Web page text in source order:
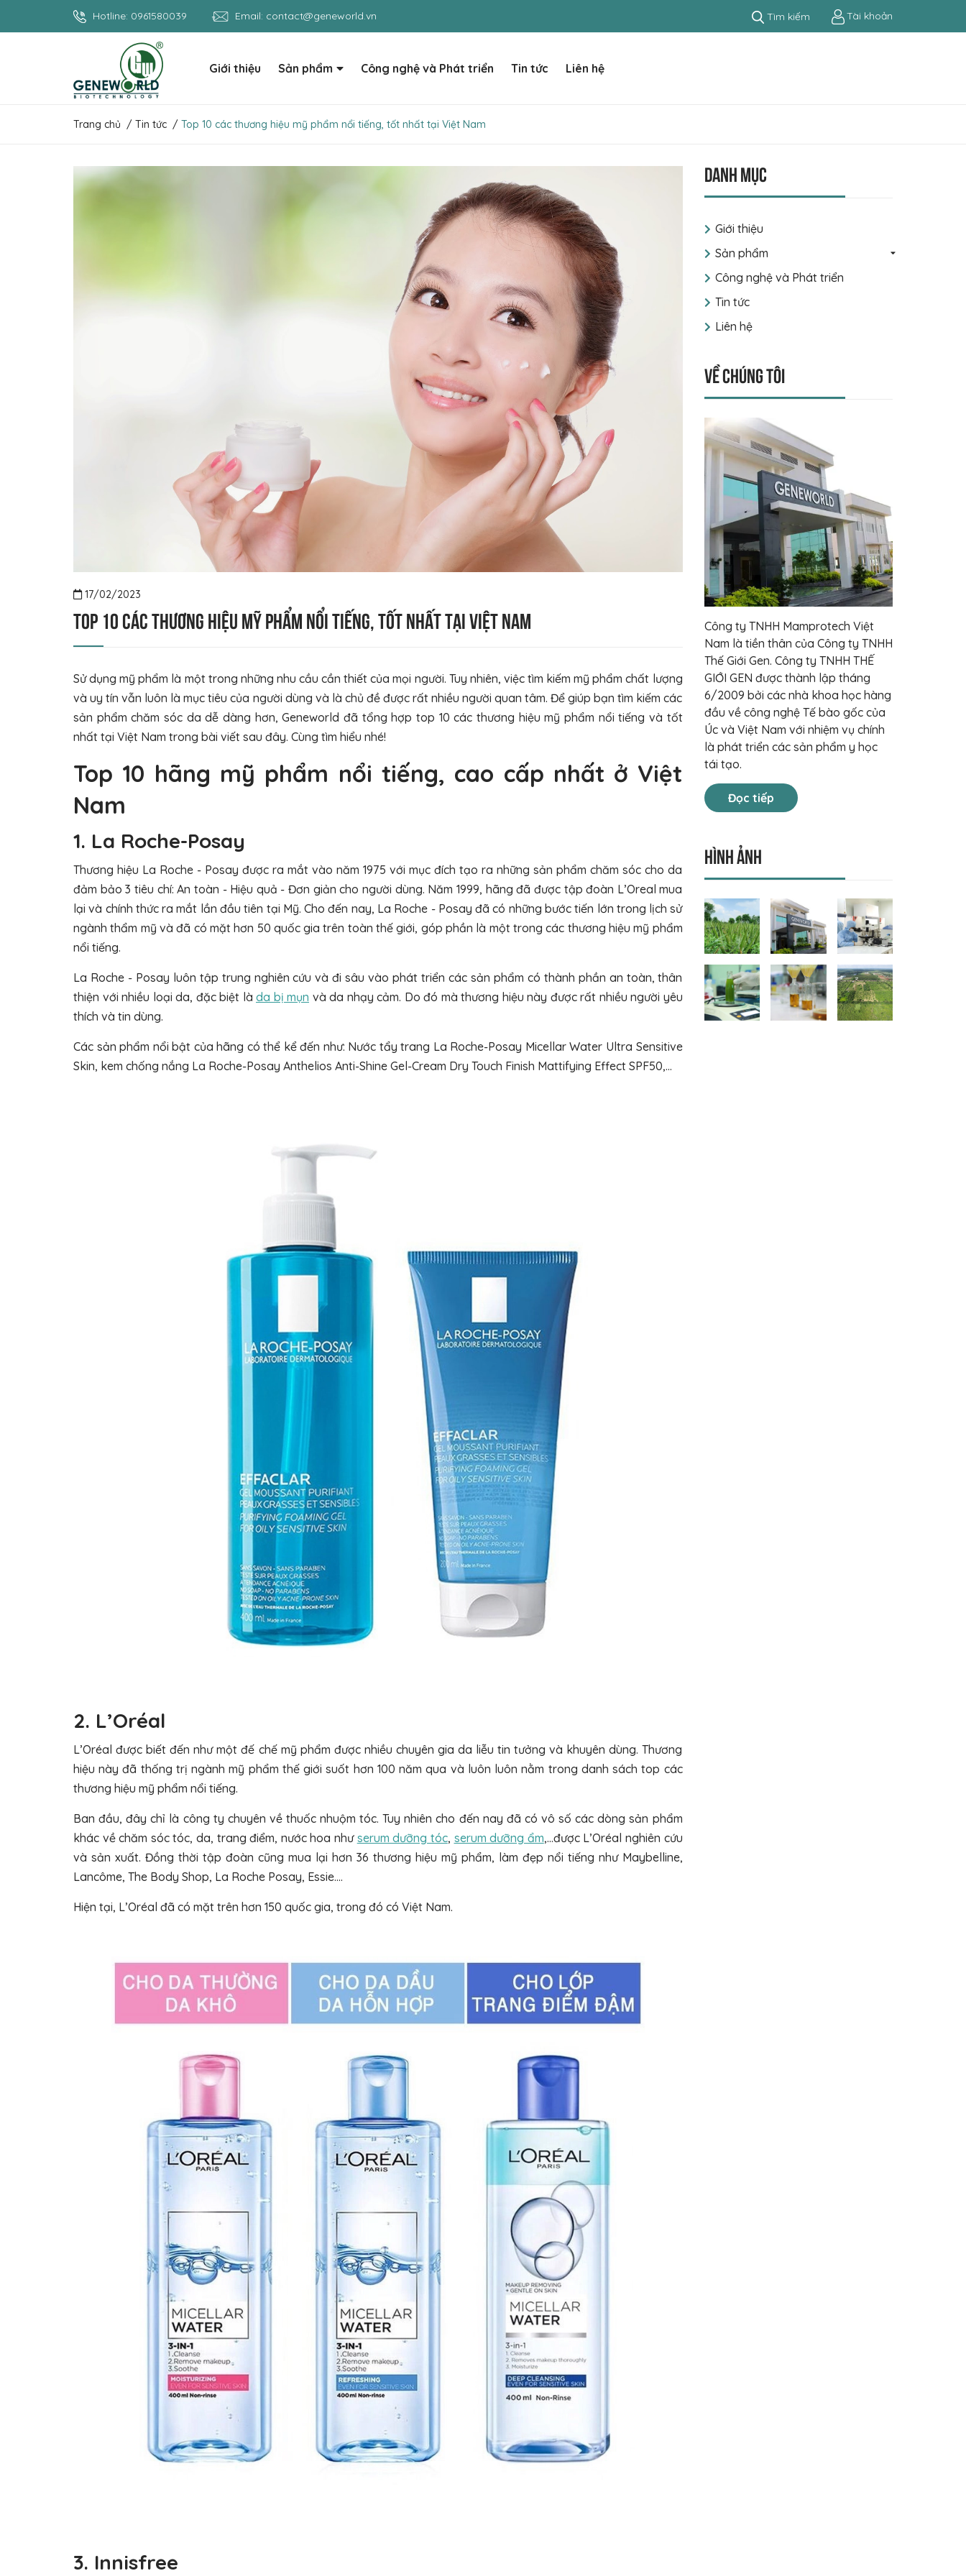
Hotline: 0961580039 Email: contact@geneworld.vn Tìm kiếm Tài khoản
Giới thiệu Sản phẩm Công nghệ và Phát triển Tin tức Liên hệ
Trang chủ / Tin tức / Top 10 các thương hiệu mỹ phẩm nổi tiếng, tốt nhất tại Việt Nam
17/02/2023
Top 10 các thương hiệu mỹ phẩm nổi tiếng, tốt nhất tại Việt Nam
Sử dụng mỹ phẩm là một trong những nhu cầu cần thiết của mọi người. Tuy nhiên, việc tìm kiếm mỹ phẩm chất lượng
và uy tín vẫn luôn là mục tiêu của người dùng và là chủ đề được rất nhiều người quan tâm. Để giúp bạn tìm kiếm các
sản phẩm chăm sóc da dễ dàng hơn, Geneworld đã tổng hợp top 10 các thương hiệu mỹ phẩm nổi tiếng và tốt
nhất tại Việt Nam trong bài viết sau đây. Cùng tìm hiểu nhé!
Top 10 hãng mỹ phẩm nổi tiếng, cao cấp nhất ở Việt
Nam
1. La Roche-Posay
Thương hiệu La Roche - Posay được ra mắt vào năm 1975 với mục đích tạo ra những sản phẩm chăm sóc cho da
đảm bảo 3 tiêu chí: An toàn - Hiệu quả - Đơn giản cho người dùng. Năm 1999, hãng đã được tập đoàn L’Oreal mua
lại và chính thức ra mắt lần đầu tiên tại Mỹ. Cho đến nay, La Roche - Posay đã có những bước tiến lớn trong lịch sử
ngành thẩm mỹ và đã có mặt hơn 50 quốc gia trên toàn thế giới, góp phần là một trong các thương hiệu mỹ phẩm
nổi tiếng.
La Roche - Posay luôn tập trung nghiên cứu và đi sâu vào phát triển các sản phẩm có thành phần an toàn, thân
thiện với nhiều loại da, đặc biệt là da bị mụn và da nhạy cảm. Do đó mà thương hiệu này được rất nhiều người yêu
thích và tin dùng.
Các sản phẩm nổi bật của hãng có thể kể đến như: Nước tẩy trang La Roche-Posay Micellar Water Ultra Sensitive
Skin, kem chống nắng La Roche-Posay Anthelios Anti-Shine Gel-Cream Dry Touch Finish Mattifying Effect SPF50,...
2. L’Oréal
L’Oréal được biết đến như một đế chế mỹ phẩm được nhiều chuyên gia da liễu tin tưởng và khuyên dùng. Thương
hiệu này đã thống trị ngành mỹ phẩm thế giới suốt hơn 100 năm qua và luôn luôn nằm trong danh sách top các
thương hiệu mỹ phẩm nổi tiếng.
Ban đầu, đây chỉ là công ty chuyên về thuốc nhuộm tóc. Tuy nhiên cho đến nay đã có vô số các dòng sản phẩm
khác về chăm sóc tóc, da, trang điểm, nước hoa như serum dưỡng tóc, serum dưỡng ẩm,...được L’Oréal nghiên cứu
và sản xuất. Đồng thời tập đoàn cũng mua lại hơn 36 thương hiệu mỹ phẩm, làm đẹp nổi tiếng như Maybelline,
Lancôme, The Body Shop, La Roche Posay, Essie….
Hiện tại, L’Oréal đã có mặt trên hơn 150 quốc gia, trong đó có Việt Nam.
3. Innisfree
Danh mục
Giới thiệu
Sản phẩm
Công nghệ và Phát triển
Tin tức
Liên hệ
Về chúng tôi
Công ty TNHH Mamprotech Việt
Nam là tiền thân của Công ty TNHH
Thế Giới Gen. Công ty TNHH THẾ
GIỚI GEN được thành lập tháng
6/2009 bởi các nhà khoa học hàng
đầu về công nghệ Tế bào gốc của
Úc và Việt Nam với nhiệm vụ chính
là phát triển các sản phẩm y học
tái tạo.
Đọc tiếp
Hình ảnh